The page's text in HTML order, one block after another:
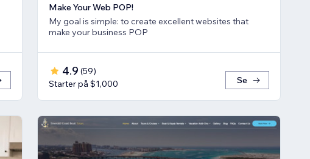
Make Your Web POP!
My goal is simple: to create excellent websites that
make your business POP
4.9 (59)
Starter på $1,000
Se